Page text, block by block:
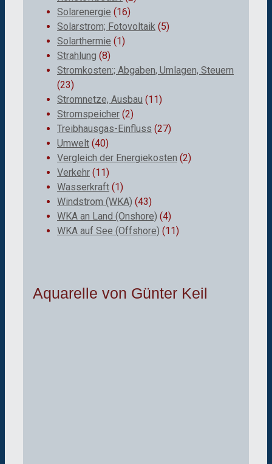
Solarenergie (16)
Solarstrom; Fotovoltaik (5)
Solarthermie (1)
Strahlung (8)
Stromkosten:; Abgaben, Umlagen, Steuern
(23)
Stromnetze, Ausbau (11)
Stromspeicher (2)
Treibhausgas-Einfluss (27)
Umwelt (40)
Vergleich der Energiekosten (2)
Verkehr (11)
Wasserkraft (1)
Windstrom (WKA) (43)
WKA an Land (Onshore) (4)
WKA auf See (Offshore) (11)
Aquarelle von Günter Keil